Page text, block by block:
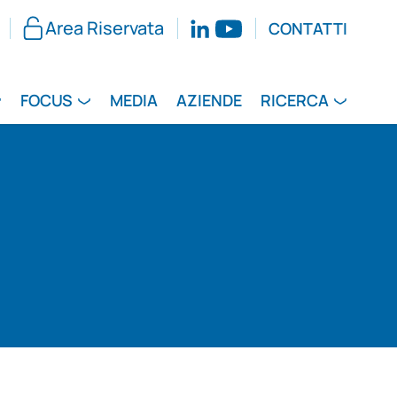
Area Riservata CONTATTI
FOCUS MEDIA AZIENDE RICERCA